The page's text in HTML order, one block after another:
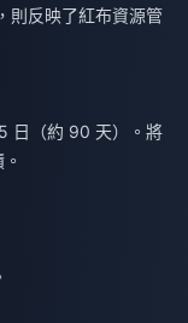
則反映了紅布資源管
日（約 90 天）。將